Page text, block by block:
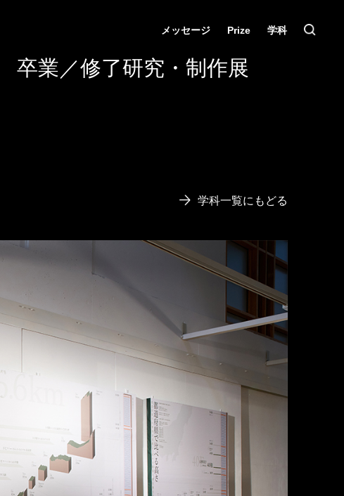
卒業／修了研究・制作展
メッセージ Prize 学科
学科一覧にもどる